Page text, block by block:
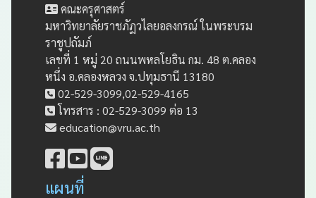
คณะครุศาสตร์
มหาวิทยาลัยราชภัฏวไลยอลงกรณ์ ในพระบรม
ราชูปถัมภ์
เลขที่ 1 หมู่ 20 ถนนพหลโยธิน กม. 48 ต.คลอง
หนึ่ง อ.คลองหลวง จ.ปทุมธานี 13180
02-529-3099,02-529-4165
โทรสาร : 02-529-3099 ต่อ 13
education@vru.ac.th
แผนที่